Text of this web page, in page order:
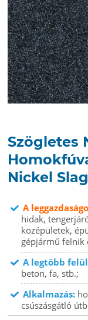
Szögletes
Nickel Slag
A
hidak,
középületek,
gépjármű felnik
A legtöbb
beton, fa, stb.;
Alkalmazás:
csúszásgátló